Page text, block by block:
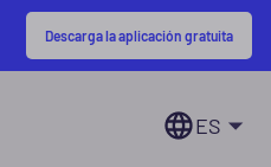
Descarga la aplicación gratuita
ES